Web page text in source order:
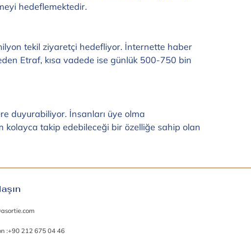
hedeflemektedir.
tekil ziyaretçi hedefliyor. İnternette haber
Etraf, kısa vadede ise günlük 500-750 bin
duyurabiliyor. İnsanları üye olma
kolayca takip edebileceği bir özelliğe sahip olan
:+90 212 675 04 46